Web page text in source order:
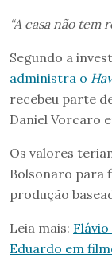
“A casa não tem
Segundo a
administra o
recebeu parte
Daniel Vorcaro
Os valores
Bolsonaro para
produção
Leia mais:
Eduardo em